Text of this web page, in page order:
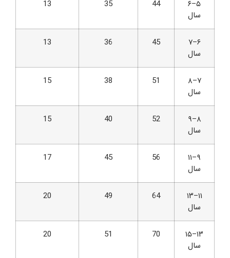
۵–۶
سال
44
35
13
۶–۷
سال
45
36
13
۷–۸
سال
51
38
15
۸–۹
سال
52
40
15
۹–۱۱
سال
56
45
17
۱۱–۱۳
سال
64
49
20
۱۳–۱۵
سال
70
51
20